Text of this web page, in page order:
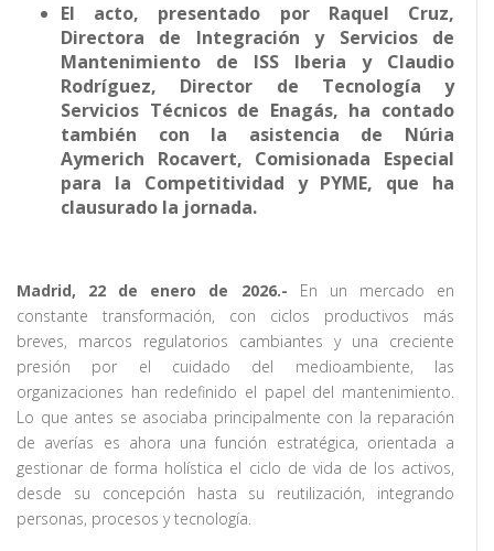
El acto, presentado por Raquel Cruz,
Directora de Integración y Servicios de
Mantenimiento de ISS Iberia y Claudio
Rodríguez, Director de Tecnología y
Servicios Técnicos de Enagás, ha contado
también con la asistencia de Núria
Aymerich Rocavert, Comisionada Especial
para la Competitividad y PYME, que ha
clausurado la jornada.
Madrid, 22 de enero de 2026.- En un mercado en
constante transformación, con ciclos productivos más
breves, marcos regulatorios cambiantes y una creciente
presión por el cuidado del medioambiente, las
organizaciones han redefinido el papel del mantenimiento.
Lo que antes se asociaba principalmente con la reparación
de averías es ahora una función estratégica, orientada a
gestionar de forma holística el ciclo de vida de los activos,
desde su concepción hasta su reutilización, integrando
personas, procesos y tecnología.